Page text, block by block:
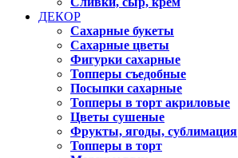
ДЕКОР
Сахарные букеты
Сахарные цветы
Фигурки сахарные
Топперы съедобные
Посыпки сахарные
Топперы в торт акриловые
Цветы сушеные
Фрукты, ягоды, сублимация
Топперы в торт